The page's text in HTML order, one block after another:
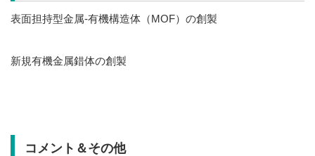
表面担持型金属-有機構造体（MOF）の創製
新規有機金属錯体の創製
コメント＆その他